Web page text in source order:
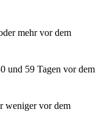
mehr vor dem
und 59 Tagen vor dem
weniger vor dem